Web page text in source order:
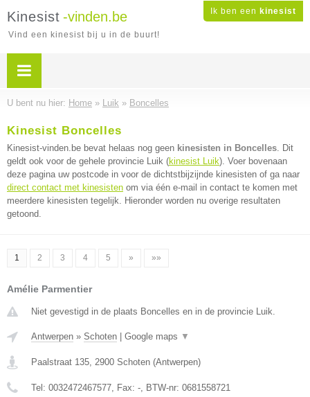
Ik ben een kinesist
Kinesist -vinden.be
Vind een kinesist bij u in de buurt!
U bent nu hier: Home » Luik » Boncelles
Kinesist Boncelles
Kinesist-vinden.be bevat helaas nog geen kinesisten in Boncelles. Dit
geldt ook voor de gehele provincie Luik (kinesist Luik). Voer bovenaan
deze pagina uw postcode in voor de dichtstbijzijnde kinesisten of ga naar
direct contact met kinesisten om via één e-mail in contact te komen met
meerdere kinesisten tegelijk. Hieronder worden nu overige resultaten
getoond.
1 2 3 4 5 » »»
Amélie Parmentier
Niet gevestigd in de plaats Boncelles en in de provincie Luik.
Antwerpen » Schoten Google maps ▼
Paalstraat 135, 2900 Schoten (Antwerpen)
Tel: 0032472467577, Fax: -, BTW-nr: 0681558721